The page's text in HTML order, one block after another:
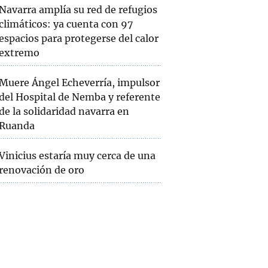
amplía su red de refugios
ya cuenta con 97
para protegerse del calor
Ángel Echeverría, impulsor
Hospital de Nemba y referente
la solidaridad navarra en
estaría muy cerca de una
de oro